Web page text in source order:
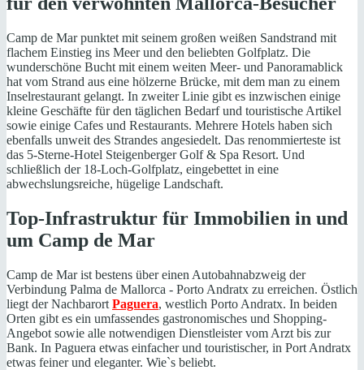
Camp de Mar punktet mit seinem großen weißen Sandstrand mit
flachem Einstieg ins Meer und den beliebten Golfplatz. Die
wunderschöne Bucht mit einem weiten Meer- und Panoramablick
hat vom Strand aus eine hölzerne Brücke, mit dem man zu einem
Inselrestaurant gelangt. In zweiter Linie gibt es inzwischen einige
kleine Geschäfte für den täglichen Bedarf und touristische Artikel
sowie einige Cafes und Restaurants. Mehrere Hotels haben sich
ebenfalls unweit des Strandes angesiedelt. Das renommierteste ist
das 5-Sterne-Hotel Steigenberger Golf & Spa Resort. Und
schließlich der 18-Loch-Golfplatz, eingebettet in eine
abwechslungsreiche, hügelige Landschaft.
Top-Infrastruktur für Immobilien in und
um Camp de Mar
Camp de Mar ist bestens über einen Autobahnabzweig der
Verbindung Palma de Mallorca - Porto Andratx zu erreichen. Östlich
liegt der Nachbarort Paguera, westlich Porto Andratx. In beiden
Orten gibt es ein umfassendes gastronomisches und Shopping-
Angebot sowie alle notwendigen Dienstleister vom Arzt bis zur
Bank. In Paguera etwas einfacher und touristischer, in Port Andratx
etwas feiner und eleganter. Wie`s beliebt.